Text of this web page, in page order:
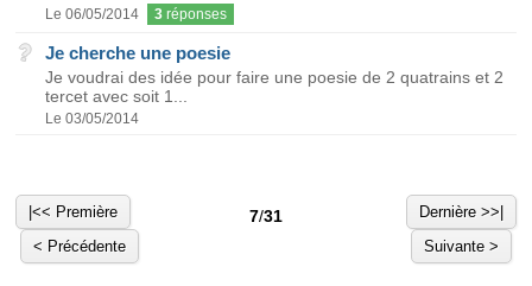
Le 06/05/2014 3 réponses
Je cherche une poesie
Je voudrai des idée pour faire une poesie de 2 quatrains et 2
tercet avec soit 1...
Le 03/05/2014
|<< Première
< Précédente
7/31
Dernière >>|
Suivante >